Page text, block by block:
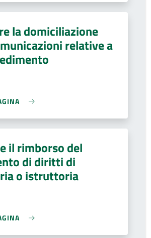
la domiciliazione
relative a
il rimborso del
di diritti di
o istruttoria